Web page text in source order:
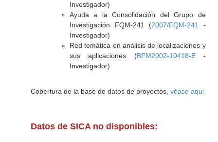
Investigador)
Ayuda a la Consolidación del Grupo de
Investigación FQM-241 (2007/FQM-241
-
Investigador)
Red temática en análisis de localizaciones y
sus aplicaciones (BFM2002-10418-E-
Investigador)
Cobertura de la base de datos de proyectos, véase aqui
Datos de SICA no disponibles: